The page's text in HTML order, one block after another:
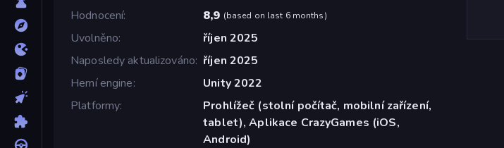
Hodnocení
8,9 (based on last 6 months)
Uvolněno
říjen 2025
Naposledy aktualizováno říjen 2025
Herní engine
Unity 2022
Platformy
Prohlížeč (stolní počítač, mobilní zařízení,
tablet), Aplikace CrazyGames (iOS,
Android)